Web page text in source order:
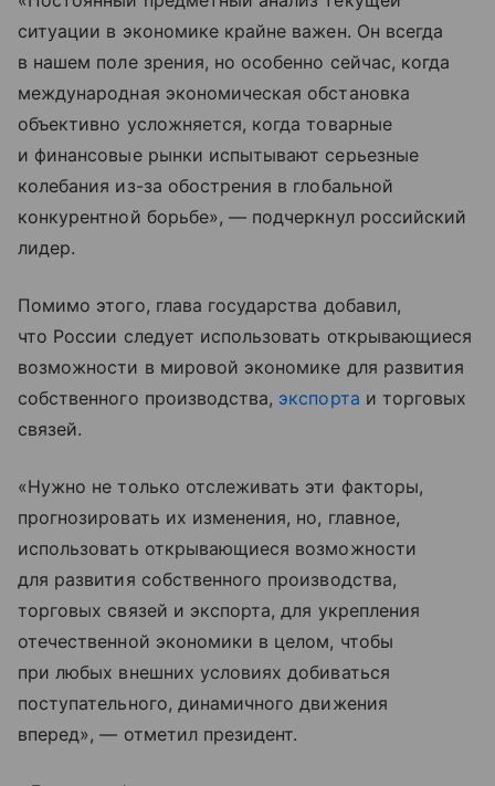
ситуации в экономике крайне важен. Он всегда
в нашем поле зрения, но особенно сейчас, когда
международная экономическая обстановка
объективно усложняется, когда товарные
и финансовые рынки испытывают серьезные
колебания из-за обострения в глобальной
конкурентной борьбе», — подчеркнул российский
лидер.
Помимо этого, глава государства добавил,
что России следует использовать открывающиеся
возможности в мировой экономике для развития
собственного производства, экспорта и торговых
связей.
«Нужно не только отслеживать эти факторы,
прогнозировать их изменения, но, главное,
использовать открывающиеся возможности
для развития собственного производства,
торговых связей и экспорта, для укрепления
отечественной экономики в целом, чтобы
при любых внешних условиях добиваться
поступательного, динамичного движения
вперед», — отметил президент.